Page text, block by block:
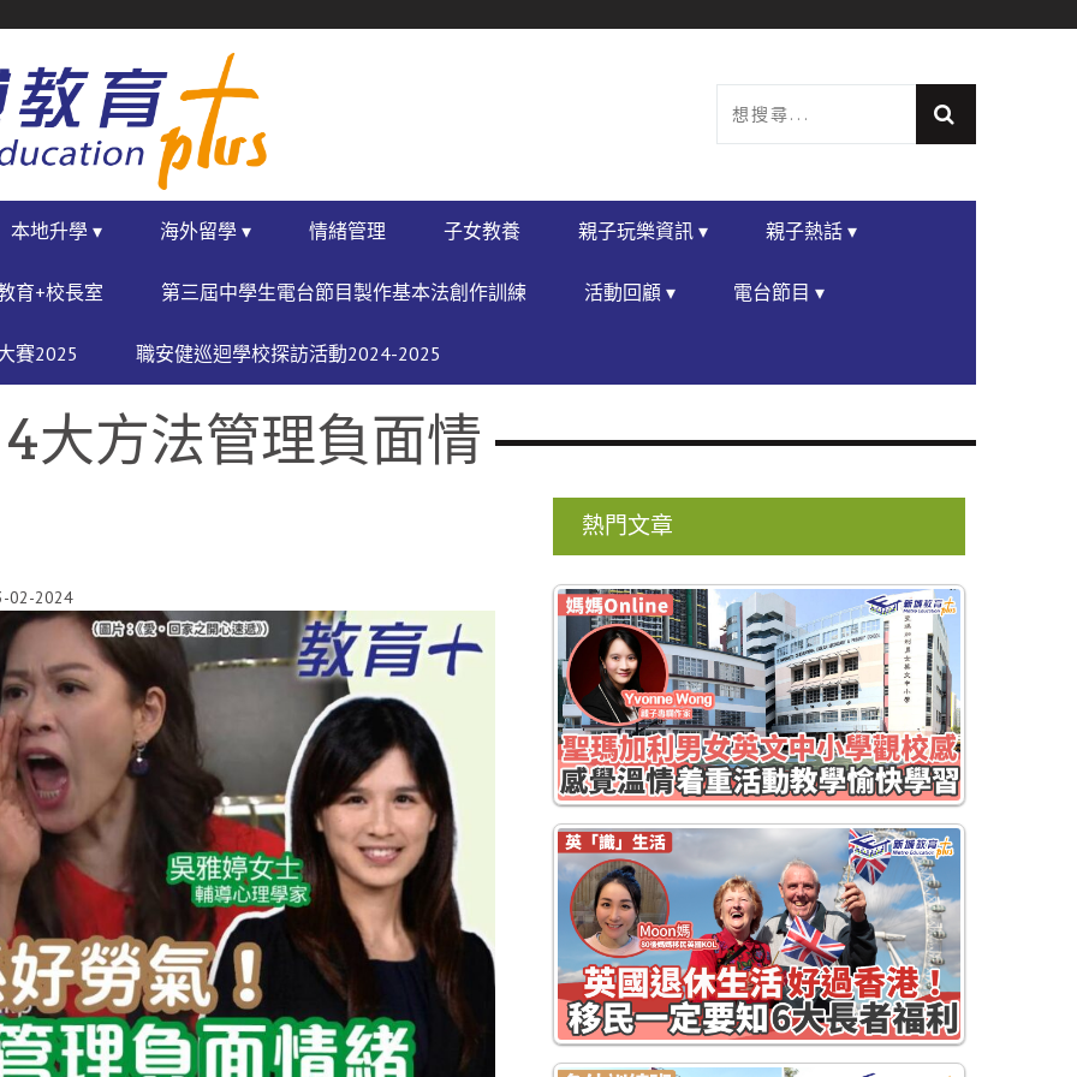
本地升學 ▾ 海外留學 ▾ 情緒管理 子女教養 親子玩樂資訊 ▾ 親子熱話 ▾
育+校長室 第三屆中學生電台節目製作基本法創作訓練 活動回顧 ▾ 電台節目 ▾
賽2025 職安健巡迴學校探訪活動2024-2025
大方法管理負面情
02-2024
熱門文章